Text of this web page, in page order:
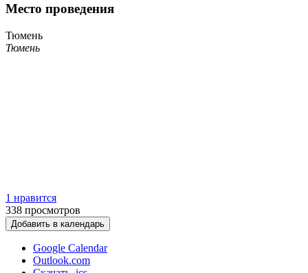
Место проведения
Тюмень
Тюмень
1 нравится
338 просмотров
Добавить в календарь
Google Calendar
Outlook.com